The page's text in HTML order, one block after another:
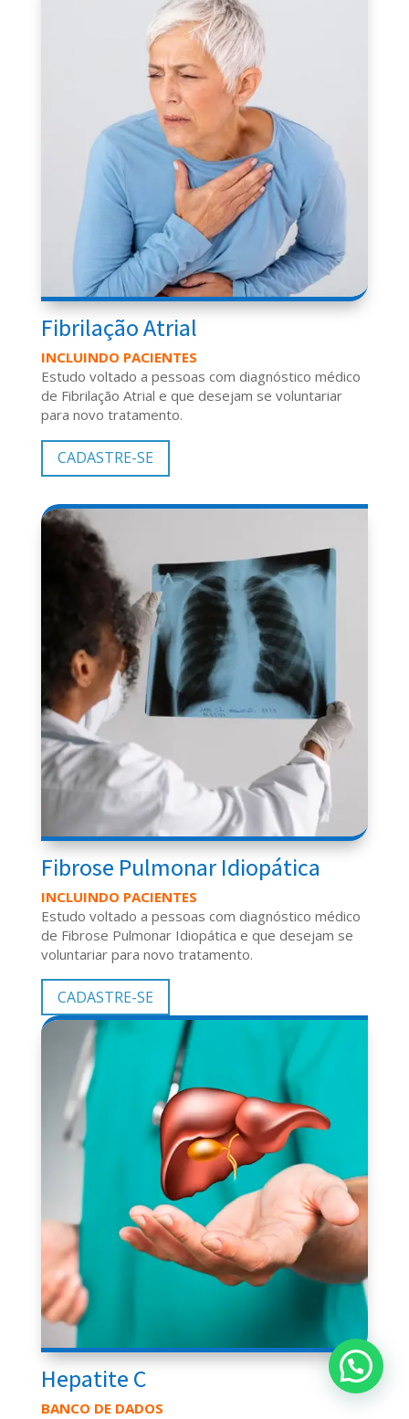
Fibrilação Atrial
INCLUINDO PACIENTES
Estudo voltado a pessoas com diagnóstico médico
de Fibrilação Atrial e que desejam se voluntariar
para novo tratamento.
CADASTRE-SE
Fibrose Pulmonar Idiopática
INCLUINDO PACIENTES
Estudo voltado a pessoas com diagnóstico médico
de Fibrose Pulmonar Idiopática e que desejam se
voluntariar para novo tratamento.
CADASTRE-SE
Hepatite C
BANCO DE DADOS
Olá! Posso ajudar?